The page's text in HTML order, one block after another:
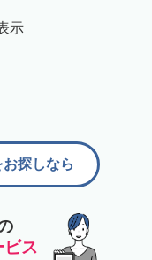
示
ス
探しなら